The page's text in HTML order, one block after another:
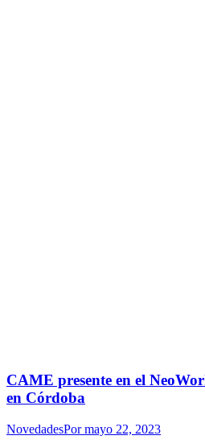
CAME presente en el
en Córdoba
NovedadesPormayo 22, 2023